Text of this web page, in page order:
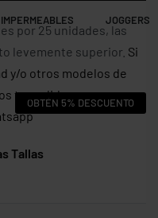
IMPERMEABLES JOGGERS
OBTÉN 5% DESCUENTO
por 25 unidades, las
levemente superior. Si
y/o otros modelos de
tu pedido
Tallas